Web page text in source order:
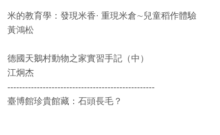
施
服
務
網
站
導
覽
米的教育學：發現米香· 重現米倉∼兒童稻作體驗
黃鴻松
德國天鵝村動物之家實習手記（中）
江炯杰
--------------------------------------------------
臺博館珍貴館藏：石頭長毛？